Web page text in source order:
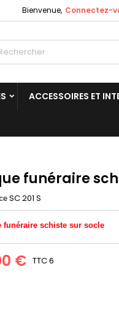
Bienvenue, Connectez-
ACCESSOIRES ET
funéraire
SC 201 S
funéraire schiste sur socle
€ TTC6